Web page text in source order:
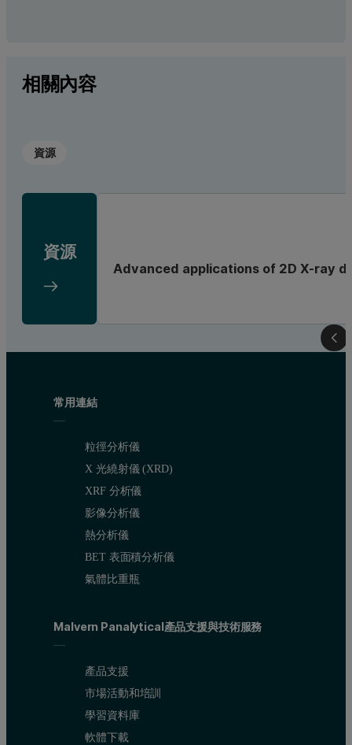
相關內容
資源
資源
Advanced applications of 2D X-ray
常用連結
粒徑分析儀
X 光繞射儀 (XRD)
XRF 分析儀
影像分析儀
熱分析儀
BET 表面積分析儀
氣體比重瓶
Malvern Panalytical產品支援與技術服務
產品支援
市場活動和培訓
學習資料庫
軟體下載